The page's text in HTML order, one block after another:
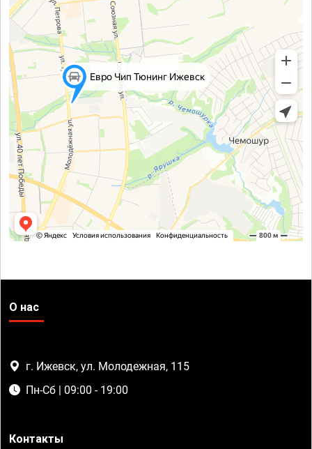
О нас
г. Ижевск, ул. Молодежная, 115
Пн-Сб | 09:00 - 19:00
Контакты